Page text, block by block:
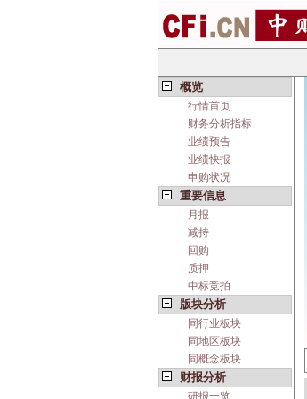
概览
行情首页
财务分析指标
业绩预告
业绩快报
申购状况
重要信息
月报
减持
回购
质押
中标竞拍
版块分析
同行业板块
同地区板块
同概念板块
财报分析
研报一览